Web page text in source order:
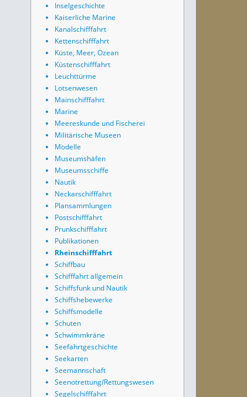
Inselgeschichte
Kaiserliche Marine
Kanalschifffahrt
Kettenschifffahrt
Küste, Meer, Ozean
Küstenschifffahrt
Leuchttürme
Lotsenwesen
Mainschifffahrt
Marine
Meereskunde und Fischerei
Militärische Museen
Modelle
Museumshäfen
Museumsschiffe
Nautik
Neckarschifffahrt
Plansammlungen
Postschifffahrt
Prunkschifffahrt
Publikationen
Rheinschifffahrt
Schiffbau
Schifffahrt allgemein
Schiffsfunk und Nautik
Schiffshebewerke
Schiffsmodelle
Schuten
Schwimmkräne
Seefahrtgeschichte
Seekarten
Seemannschaft
Seenotrettung/Rettungswesen
Segelschifffahrt